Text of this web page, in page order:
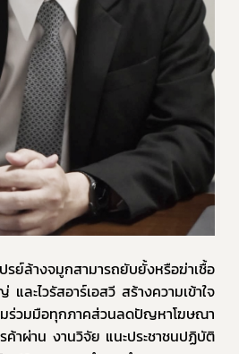
และไวรัสอาร์เอสวี สร้างความเข้าใจ
วมมือทุกภาคส่วนลดปัญหาโฆษณา
ค้าผ่าน งานวิจัย แนะประชาชนปฏิบัติ